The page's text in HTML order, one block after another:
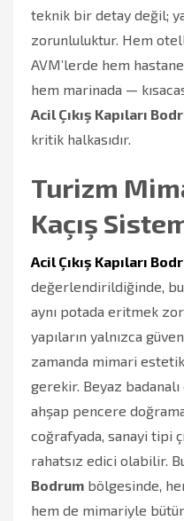
teknik bir detay değil;
zorunluluktur. Hem
AVM’lerde hem
hem marinada —
Acil Çıkış Kapıları
kritik halkasıdır.
Turizm
Kaçış
Acil Çıkış Kapıları
değerlendirildiğinde,
aynı potada eritmek
yapıların yalnızca
zamanda mimari
gerekir. Beyaz
ahşap pencere
coğrafyada, sanayi tipi
rahatsız edici olabilir.
Bodrum bölgesinde,
hem de mimariyle